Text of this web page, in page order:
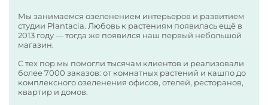
Мы занимаемся озеленением интерьеров и развитием
студии Plantacia. Любовь к растениям появилась ещё в
2013 году — тогда же появился наш первый небольшой
магазин.
С тех пор мы помогли тысячам клиентов и реализовали
более 7000 заказов: от комнатных растений и кашпо до
комплексного озеленения офисов, отелей, ресторанов,
квартир и домов.